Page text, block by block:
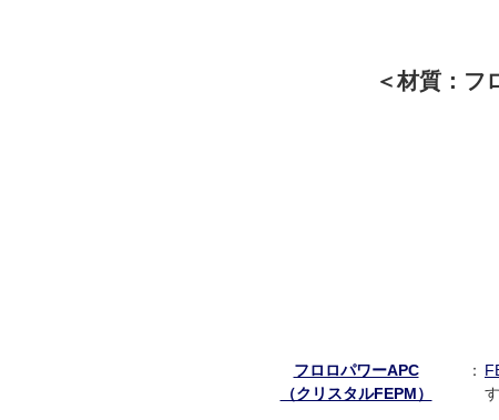
＜材質：フ
フロロパワーAPC
（クリスタルFEPM）
：